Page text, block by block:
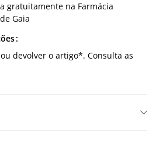
gratuitamente na Farmácia
Gaia
devolver o artigo*. Consulta as